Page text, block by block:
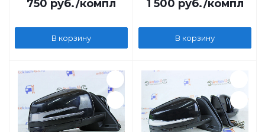
750 руб./компл
В корзину
1 500 руб./компл
В корзину